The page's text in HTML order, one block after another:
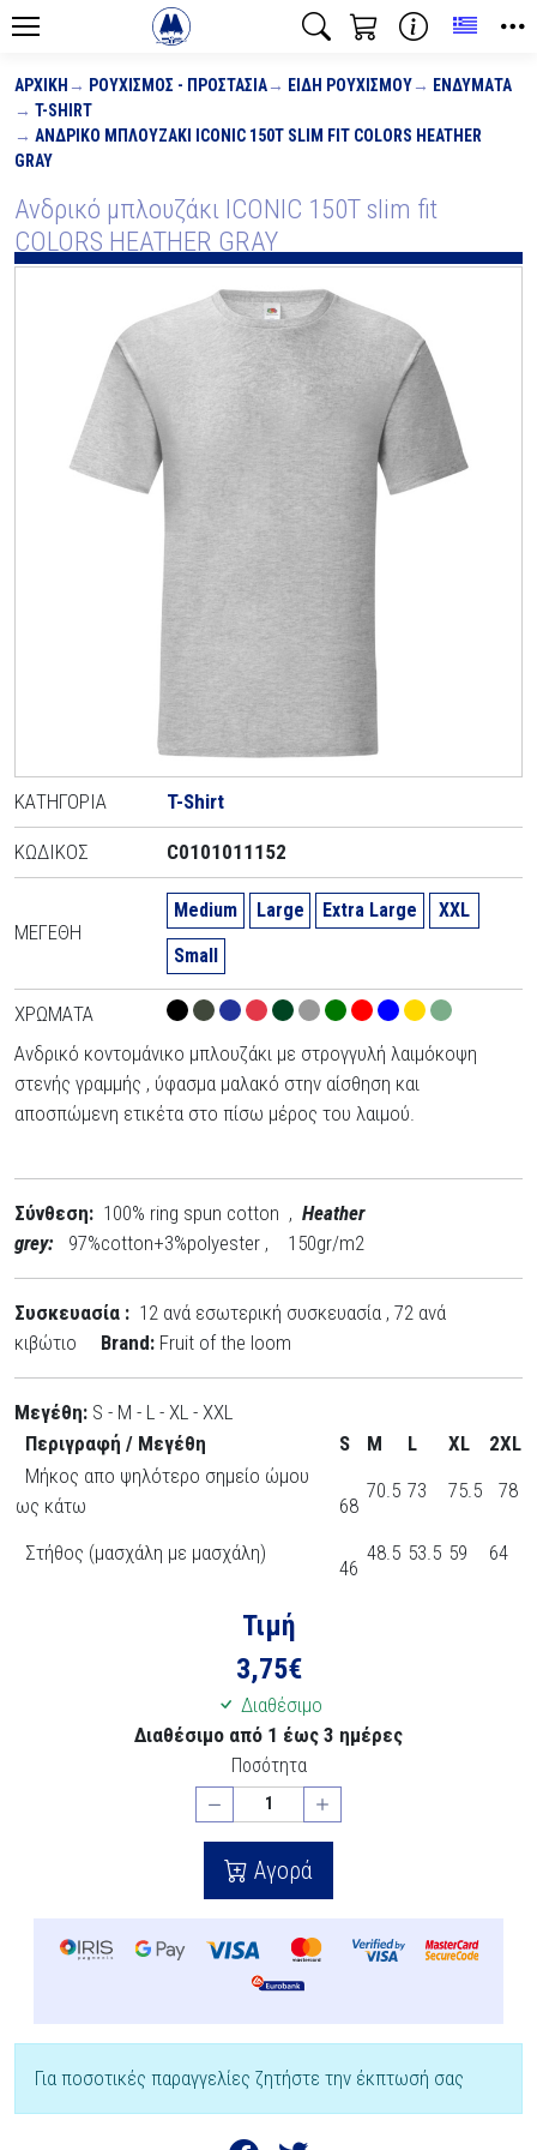
ΑΡΧΙΚΉ ΡΟΥΧΙΣΜΌΣ - ΠΡΟΣΤΑΣΊΑ ΕΊΔΗ ΡΟΥΧΙΣΜΟΎ
ΕΝΔΎΜΑΤΑ
T-SHIRT
ΑΝΔΡΙΚΌ ΜΠΛΟΥΖΆΚΙ ICONIC 150T SLIM FIT COLORS HEATHER
GRAY
Ανδρικό μπλουζάκι ICONIC 150T slim fit
COLORS HEATHER GRAY
ΚΑΤΗΓΟΡΊΑ T-Shirt
ΚΩΔΙΚΌΣ C0101011152
ΜΕΓΈΘΗ
Medium Large Extra Large
XXL
Small
ΧΡΏΜΑΤΑ
Ανδρικό κοντομάνικο μπλουζάκι με στρογγυλή λαιμόκοψη
στενής γραμμής , ύφασμα μαλακό στην αίσθηση και
αποσπώμενη ετικέτα στο πίσω μέρος του λαιμού.
Σύνθεση: 100% ring spun cotton , Heather
grey:
97%cotton+3%polyester , 150gr/m2
Συσκευασία : 12 ανά εσωτερική συσκευασία , 72 ανά
κιβώτιο Brand: Fruit of the loom
Μεγέθη: S - M - L - XL - XXL
Περιγραφή / Μεγέθη
S M L XL
2XL
Μήκος απο ψηλότερο σημείο ώμου
ως κάτω
68
70.5 73 75.5 78
Στήθος (μασχάλη με μασχάλη)
46
48.5 53.5 59 64
Τιμή
3,75€
Διαθέσιμο
Διαθέσιμο από 1 έως 3 ημέρες
Ποσότητα
Αγορά
Για ποσοτικές παραγγελίες ζητήστε την έκπτωσή σας